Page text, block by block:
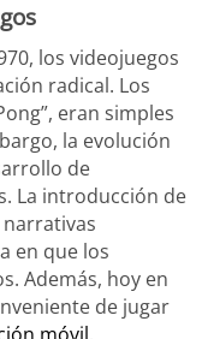
los videojuegos
radical. Los
eran simples
la evolución
de
La introducción de
en que los
Además, hoy en
de jugar